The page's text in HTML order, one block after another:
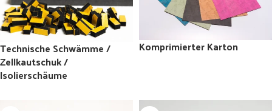
Technische Schwämme /
Zellkautschuk /
Isolierschäume
Komprimierter Karton